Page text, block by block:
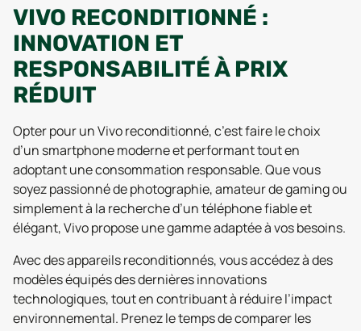
VIVO RECONDITIONNÉ :
INNOVATION ET
RESPONSABILITÉ À PRIX
RÉDUIT
Opter pour un Vivo reconditionné, c’est faire le choix
d’un smartphone moderne et performant tout en
adoptant une consommation responsable. Que vous
soyez passionné de photographie, amateur de gaming ou
simplement à la recherche d’un téléphone fiable et
élégant, Vivo propose une gamme adaptée à vos besoins.
Avec des appareils reconditionnés, vous accédez à des
modèles équipés des dernières innovations
technologiques, tout en contribuant à réduire l’impact
environnemental. Prenez le temps de comparer les